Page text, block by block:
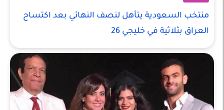
منتخب السعودية يتأهل لنصف النهائي بعد اكتساح
العراق بثلاثية في خليجي 26